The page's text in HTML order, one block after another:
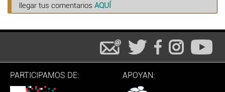
llegar tus comentarios AQUÍ
PARTICIPAMOS DE: APOYAN: